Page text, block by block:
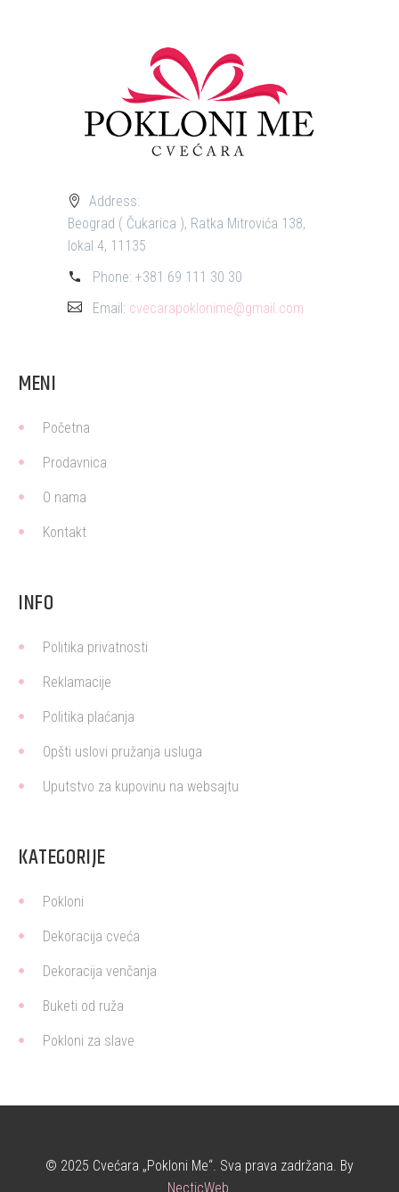
Address:
Beograd ( Čukarica ), Ratka Mitrovića 138,
lokal 4, 11135
Phone: +381 69 111 30 30
Email: cvecarapoklonime@gmail.com
MENI
Početna
Prodavnica
O nama
Kontakt
INFO
Politika privatnosti
Reklamacije
Politika plaćanja
Opšti uslovi pružanja usluga
Uputstvo za kupovinu na websajtu
KATEGORIJE
Pokloni
Dekoracija cveća
Dekoracija venčanja
Buketi od ruža
Pokloni za slave
© 2025 Cvećara „Pokloni Me“. Sva prava zadržana. By
NecticWeb